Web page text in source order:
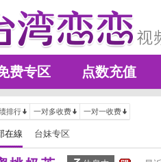
费专区 点数充值
排行 一对多收费 一对一收费
在線 台妹专区